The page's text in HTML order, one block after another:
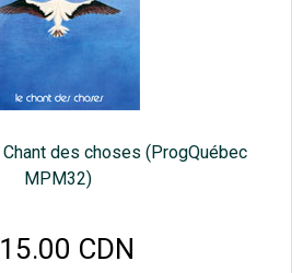
des choses (ProgQuébec
MPM32)
CDN